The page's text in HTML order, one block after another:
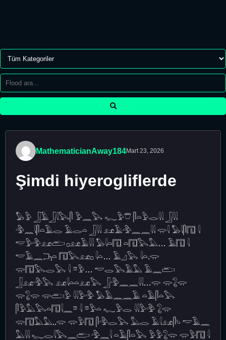
MathematicianAway184Mart 23, 2026
Şimdi hiyerogliflerde
𓅃𓅱 𓃀𓄿𓃀𓇋𓅂𓋴 𓅱𓈖𓅂 𓆑𓅱𓇨 𓋴𓏏𓅱𓂋𓇌 𓃀𓇌
𓅲𓈖𓇋𓋴𓏏𓄿𓂋 𓄿𓂋𓏏 𓃀𓇌 𓃭𓄿𓅲𓈖𓈖𓇌 𓂌𓇋 𓅃𓇋𓋴𓉔 𓇋
𓎢𓅱𓅲𓃭𓂧 𓊪𓃭𓄿𓇌 𓅃𓇋𓏏𓉔 𓏏𓉔𓅂𓅓… 𓄿𓉔 𓇋
𓎢𓄿𓈖𓂕𓏏 𓉔𓅂𓃭𓊪 𓇋𓏏… 𓄿𓈎𓅂 𓇋𓏏.𓂌
𓂌𓉔𓅂𓂋𓅂 𓇋 𓎼𓅱… 𓎢𓂋𓅂𓄿𓅓 𓄿𓈖𓂧
𓃀𓃭𓅲𓅂 𓃭𓇋𓏏𓏏𓃭𓅂 𓃀𓅲𓈖𓈖𓇌…𓂌 𓂌𓃇𓂌
𓂌𓃇𓂌 𓂌𓂧𓅱 𓇌𓅱𓅲 𓅃𓄿𓈖𓈖𓄿 𓏏𓄿𓋴𓏏𓅂
𓋴𓅱𓅓𓅂𓏏𓉔𓇋𓈖𓎼 𓇋 𓎼𓅱𓏏 𓆑𓅱𓂋 𓇌𓅱𓅲 𓃇𓂌
𓂌𓉔𓅓𓅓..𓂌 𓂌𓅱𓉔 𓋴𓅲𓂋𓅂 𓅓𓂋 𓄿𓇋𓃭𓋴𓄼 𓎢𓄿𓈖
𓅓𓇌 𓆑𓂋𓇋𓅂𓈖𓂧 𓅲𓈖𓇋 𓏏𓄿𓋴𓏏𓅂 𓅱𓅱𓃇𓂌 𓂌𓅱𓉔 𓇋